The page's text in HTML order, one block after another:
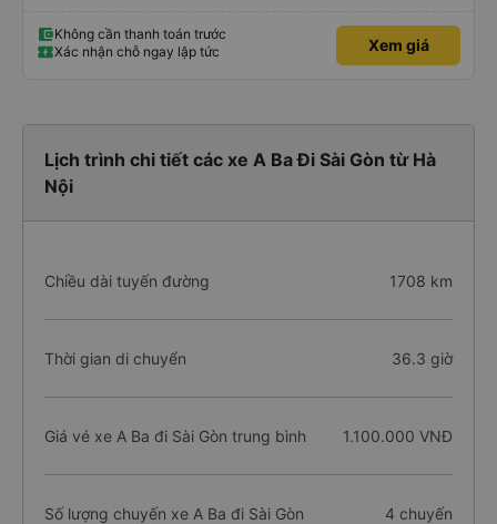
Không cần thanh toán trước
Xác nhận chỗ ngay lập tức
Xem giá
Lịch trình chi tiết các xe A Ba Đi Sài Gòn từ Hà
Nội
Chiều dài tuyến đường 1708 km
Thời gian di chuyển 36.3 giờ
Giá vé xe A Ba đi Sài Gòn trung bình 1.100.000 VNĐ
Số lượng chuyến xe A Ba đi Sài Gòn 4 chuyến